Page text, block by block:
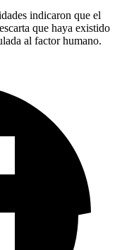
indicaron que el
que haya existido
al factor humano.